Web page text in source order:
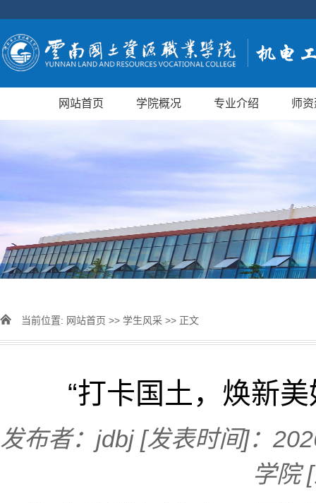
网站首页 学院概况 专业介绍 师
当前位置: 网站首页 >> 学生风采 >> 正文
“打卡国土，焕新
发布者：jdbj [发表时间]：
学院